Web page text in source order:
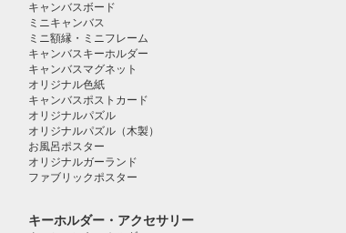
キャンバスボード
ミニキャンバス
ミニ額縁・ミニフレーム
キャンバスキーホルダー
キャンバスマグネット
オリジナル色紙
キャンバスポストカード
オリジナルパズル
オリジナルパズル（木製）
お風呂ポスター
オリジナルガーランド
ファブリックポスター
キーホルダー・アクセサリー